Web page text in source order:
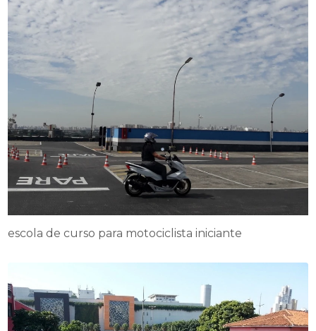
escola de curso para motociclista iniciante